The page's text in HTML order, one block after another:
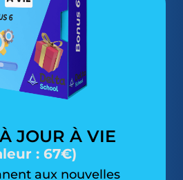
JOUR À VIE
: 67€)
aux nouvelles